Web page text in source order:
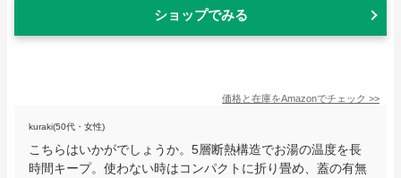
ショップでみる
価格と在庫をAmazonでチェック >>
kuraki(50代・女性)
こちらはいかがでしょうか。5層断熱構造でお湯の温度を長
時間キープ。使わない時はコンパクトに折り畳め、蓋の有無